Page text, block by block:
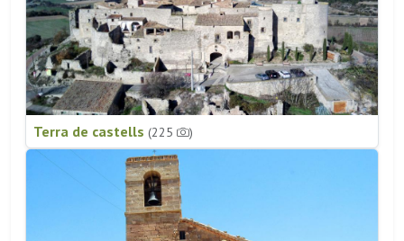
Terra de castells (225 )